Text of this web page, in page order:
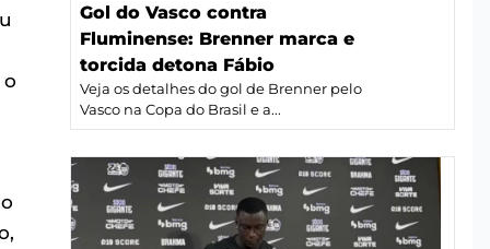
o
Gol do Vasco contra
Fluminense: Brenner marca e
torcida detona Fábio
Veja os detalhes do gol de Brenner pelo
Vasco na Copa do Brasil e a...